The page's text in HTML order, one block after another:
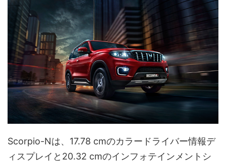
Scorpio-Nは、17.78 cmのカラードライバー情報デ
ィスプレイと20.32 cmのインフォテインメントシ